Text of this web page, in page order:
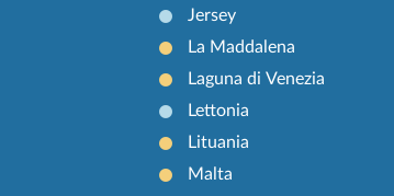
Jersey
La Maddalena
Laguna di Venezia
Lettonia
Lituania
Malta